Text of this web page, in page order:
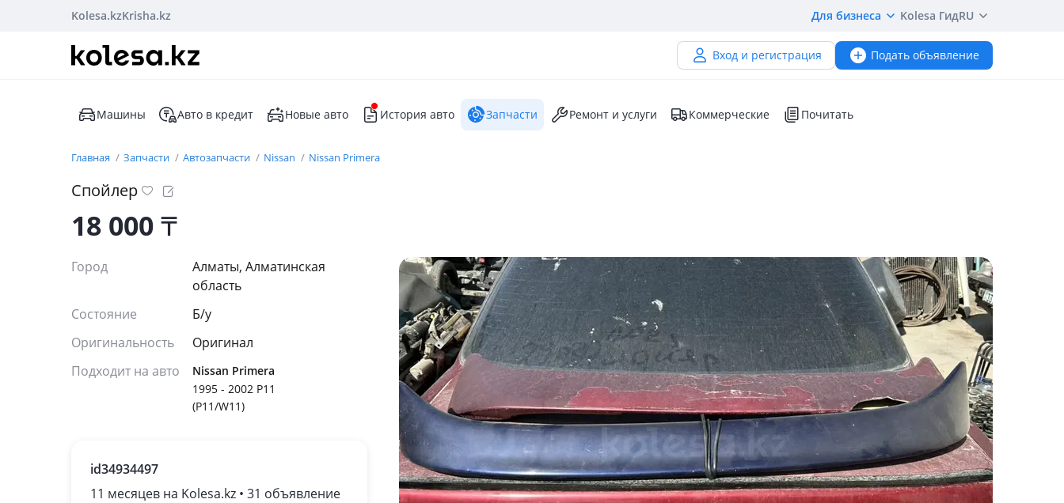
Kolesa.kzKrisha.kz Для бизнеса Kolesa ГидRU
Вход и регистрация Подать объявление
Машины Авто в кредит Новые авто История авто Запчасти Ремонт и услуги Коммерческие Почитать
Главная Запчасти Автозапчасти Nissan Nissan Primera
Спойлер
18 000₸
Город
Алматы, Алматинская
область
Состояние
Б/y
Оригинальность
Оригинал
Подходит на авто
Nissan Primera
1995 - 2002 P11
(P11/W11)
id34934497
11 месяцев на Kolesa.kz • 31 объявление